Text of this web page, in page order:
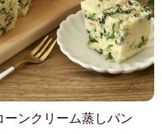
ンクリーム蒸しパン